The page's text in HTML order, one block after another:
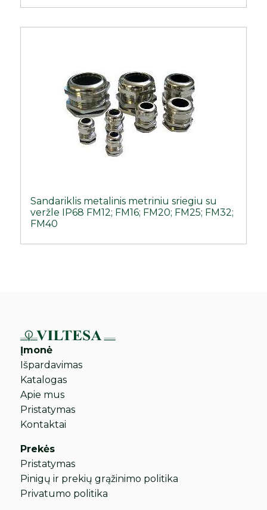
Sandariklis metalinis metriniu sriegiu su
veržle IP68 FM12; FM16; FM20; FM25; FM32;
FM40
Įmonė
Išpardavimas
Katalogas
Apie mus
Pristatymas
Kontaktai
Prekės
Pristatymas
Pinigų ir prekių grąžinimo politika
Privatumo politika